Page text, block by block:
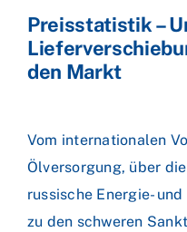
Preisstatistik –
den Markt
Vom internationalen
Ölversorgung, über
russische Energie-
zu den schweren